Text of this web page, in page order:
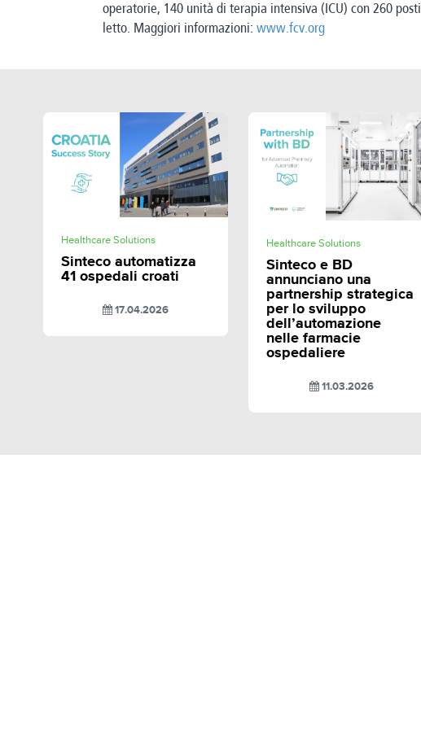
operatorie, 140 unità di terapia intensiva (ICU) con 260 posti
letto. Maggiori informazioni: www.fcv.org
Healthcare Solutions
Sinteco automatizza
41 ospedali croati
17.04.2026
Healthcare Solutions
Sinteco e BD
annunciano una
partnership strategica
per lo sviluppo
dell’automazione
nelle farmacie
ospedaliere
11.03.2026